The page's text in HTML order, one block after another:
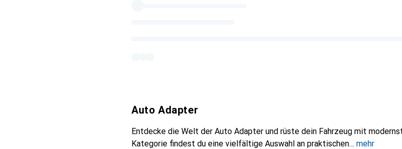
Auto Adapter
Entdecke die Welt der Auto Adapter und rüste dein Fahrzeug mit
Kategorie findest du eine vielfältige Auswahl an praktischen
mehr